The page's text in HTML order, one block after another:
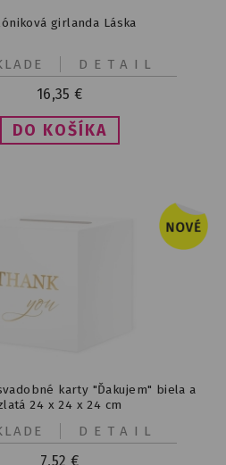
girlanda Láska
16,35 €
DETAIL
karty "Ďakujem" biela a
24 x 24 x 24 cm
7,52 €
DETAIL